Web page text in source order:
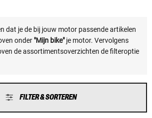
dat je de bij jouw motor passende artikelen
onder "Mijn bike"je motor. Vervolgens
de assortimentsoverzichten de filteroptie
FILTER & SORTEREN